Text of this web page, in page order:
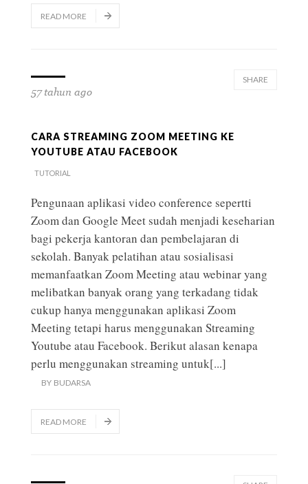
READ MORE
57 tahun ago
SHARE
CARA STREAMING ZOOM MEETING KE
YOUTUBE ATAU FACEBOOK
TUTORIAL
Pengunaan aplikasi video conference sepertti
Zoom dan Google Meet sudah menjadi keseharian
bagi pekerja kantoran dan pembelajaran di
sekolah. Banyak pelatihan atau sosialisasi
memanfaatkan Zoom Meeting atau webinar yang
melibatkan banyak orang yang terkadang tidak
cukup hanya menggunakan aplikasi Zoom
Meeting tetapi harus menggunakan Streaming
Youtube atau Facebook. Berikut alasan kenapa
perlu menggunakan streaming untuk[...]
BY BUDARSA
READ MORE